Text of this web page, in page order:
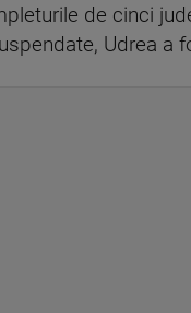
de cinci
Udrea a